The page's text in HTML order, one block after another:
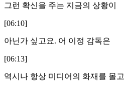
그런 확신을 주는 지금의 상황이
[06:10]
아닌가 싶고요. 어 이정 감독은
[06:13]
역시나 항상 미디어의 화재를 몰고